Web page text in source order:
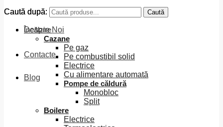
Caută după: Caută
Despre Noi
Contacte
Blog
Caută după: Caută
Încălzire
Cazane
Pe gaz
Pe combustibil solid
Electrice
Cu alimentare automată
Pompe de căldură
Monobloc
Split
Boilere
Electrice